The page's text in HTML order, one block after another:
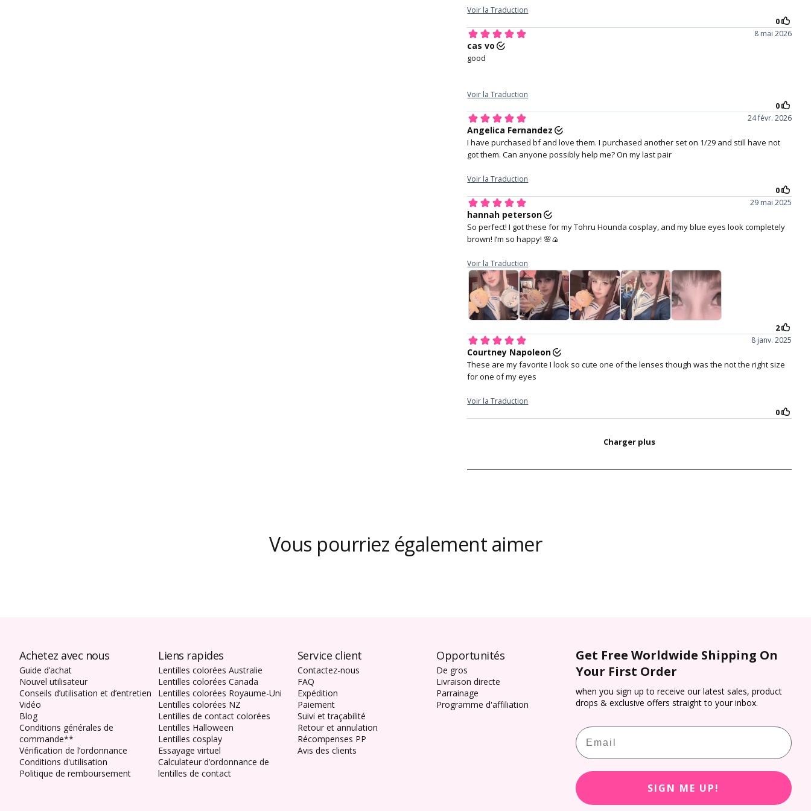
Arctic Hazel transformera vos yeux en yeux noisette clair chaud
*La petite zone de la pupille pourrait légèrement déformer votre vision*
Vous pourriez également aimer
Achetez avec nous
Guide d’achat
Nouvel utilisateur
Conseils d’utilisation et d’entretien
Vidéo
Blog
Conditions générales de
commande**
Vérification de l’ordonnance
Conditions d'utilisation
Politique de remboursement
Liens rapides
Lentilles colorées Australie
Lentilles colorées Canada
Lentilles colorées Royaume-Uni
Lentilles colorées NZ
Lentilles de contact colorées
Lentilles Halloween
Lentilles cosplay
Essayage virtuel
Calculateur d’ordonnance de
lentilles de contact
Service client
Contactez-nous
FAQ
Expédition
Paiement
Suivi et traçabilité
Retour et annulation
Récompenses PP
Avis des clients
Opportunités
De gros
Livraison directe
Parrainage
Programme d'affiliation
Get Free Worldwide Shipping On
Your First Order
when you sign up to receive our latest sales, product
drops & exclusive offers straight to your inbox.
Email
SIGN ME UP!